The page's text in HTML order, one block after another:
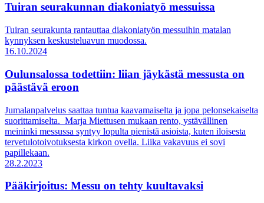
Tuiran seurakunnan diakoniatyö messuissa
Tuiran seurakunta rantauttaa diakoniatyön messuihin matalan
kynnyksen keskusteluavun muodossa.
16.10.2024
Oulunsalossa todettiin: liian jäykästä messusta on
päästävä eroon
Jumalanpalvelus saattaa tuntua kaavamaiselta ja jopa pelonsekaiselta
suorittamiselta. Marja Miettusen mukaan rento, ystävällinen
meininki messussa syntyy lopulta pienistä asioista, kuten iloisesta
tervetulotoivotuksesta kirkon ovella. Liika vakavuus ei sovi
papillekaan.
28.2.2023
Pääkirjoitus: Messu on tehty kuultavaksi